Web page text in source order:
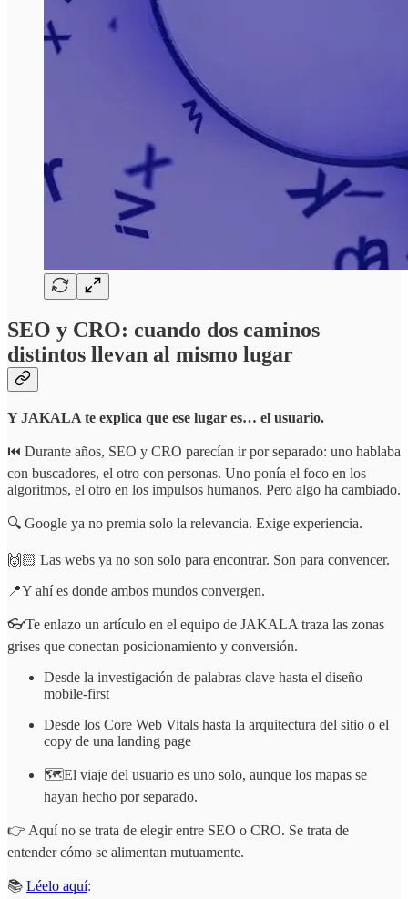
SEO y CRO: cuando dos caminos
distintos llevan al mismo lugar
Y JAKALA te explica que ese lugar es… el usuario.
⏮️ Durante años, SEO y CRO parecían ir por separado: uno hablaba
con buscadores, el otro con personas. Uno ponía el foco en los
algoritmos, el otro en los impulsos humanos. Pero algo ha cambiado.
🔍 Google ya no premia solo la relevancia. Exige experiencia.
🙌🏻 Las webs ya no son solo para encontrar. Son para convencer.
📍Y ahí es donde ambos mundos convergen.
👓Te enlazo un artículo en el equipo de JAKALA traza las zonas
grises que conectan posicionamiento y conversión.
Desde la investigación de palabras clave hasta el diseño
mobile-first
Desde los Core Web Vitals hasta la arquitectura del sitio o el
copy de una landing page
🗺️El viaje del usuario es uno solo, aunque los mapas se
hayan hecho por separado.
👉 Aquí no se trata de elegir entre SEO o CRO. Se trata de
entender cómo se alimentan mutuamente.
📚 Léelo aquí: